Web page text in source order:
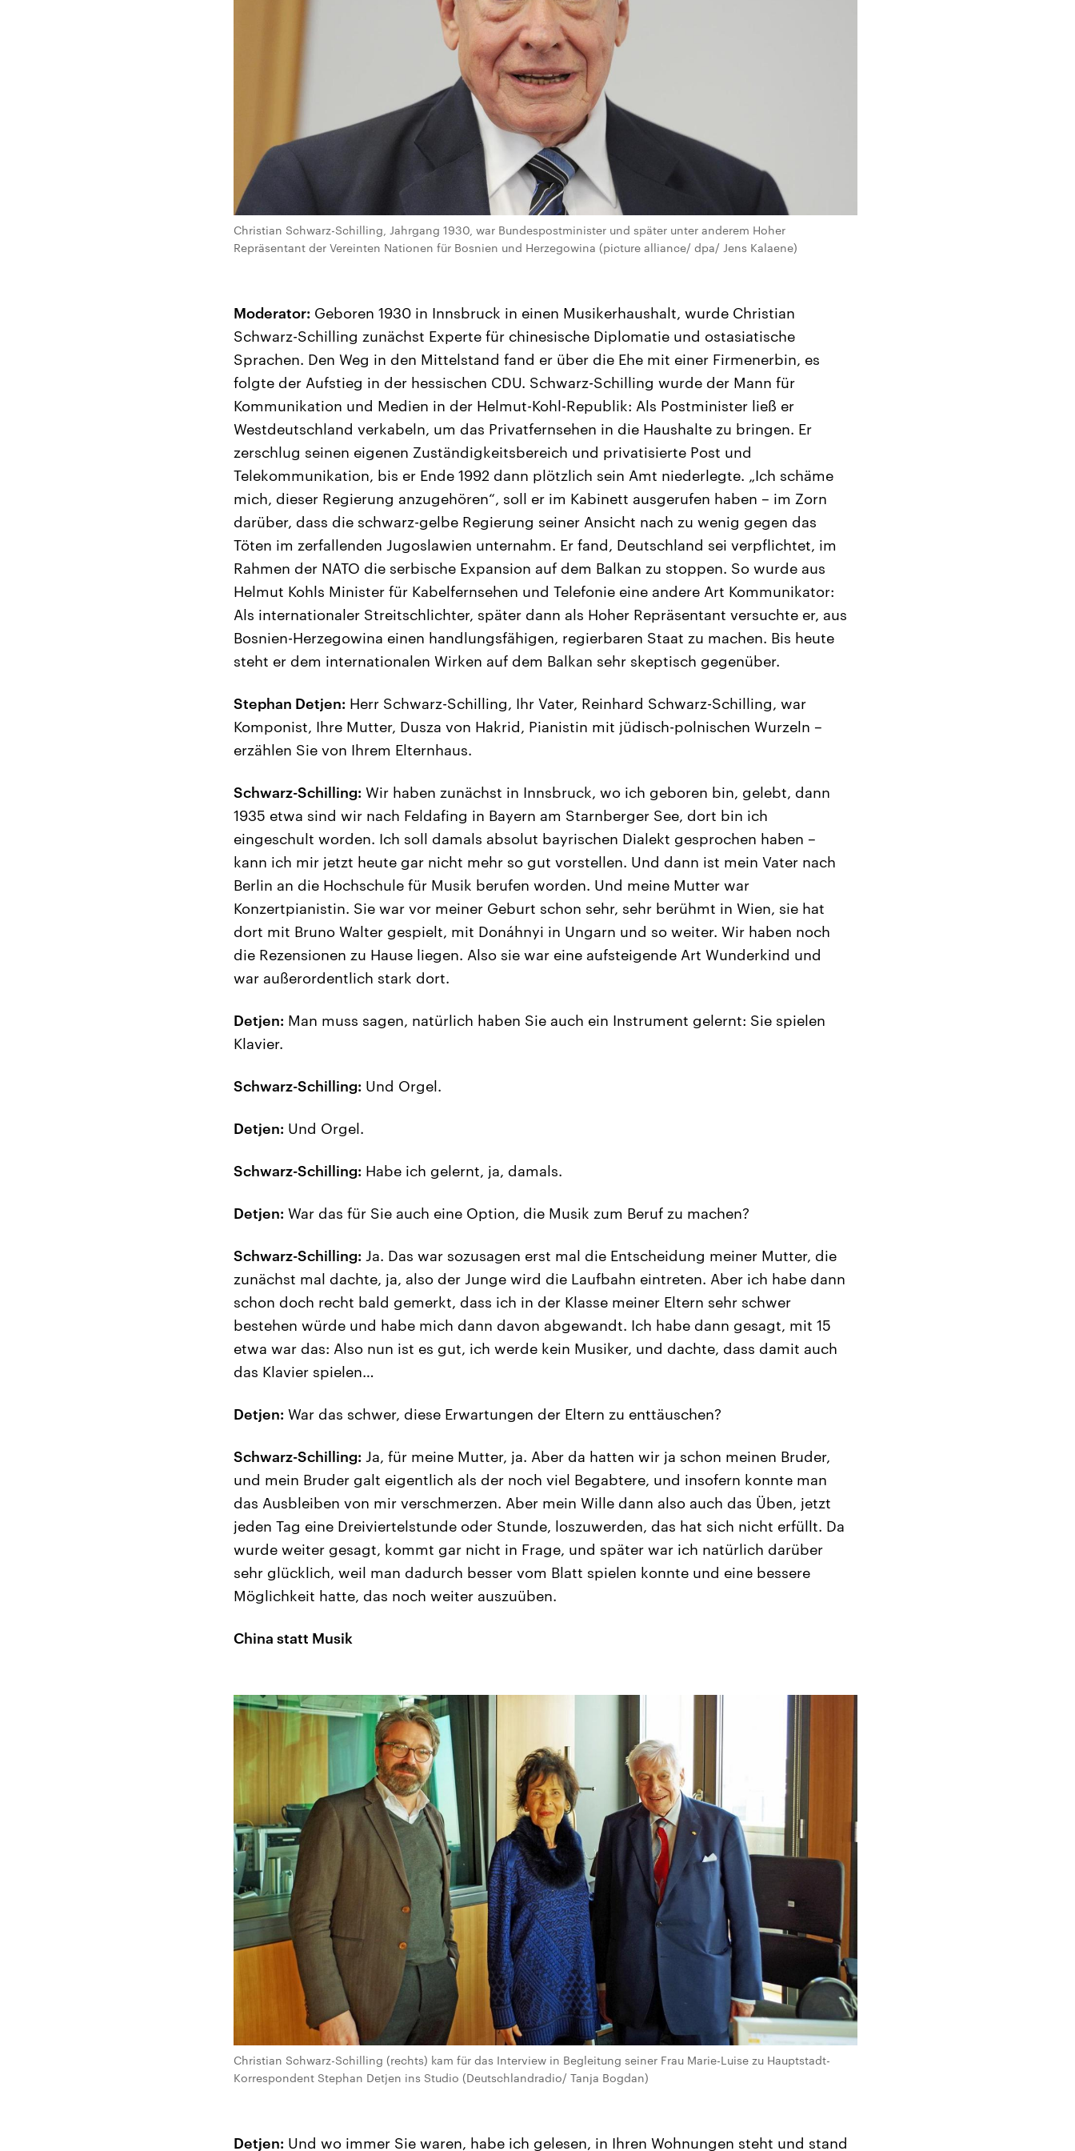
Christian Schwarz-Schilling, Jahrgang 1930, war Bundespostminister und später unter anderem Hoher
Repräsentant der Vereinten Nationen für Bosnien und Herzegowina (picture alliance/ dpa/ Jens Kalaene)
Moderator: Geboren 1930 in Innsbruck in einen Musikerhaushalt, wurde Christian
Schwarz-Schilling zunächst Experte für chinesische Diplomatie und ostasiatische
Sprachen. Den Weg in den Mittelstand fand er über die Ehe mit einer Firmenerbin, es
folgte der Aufstieg in der hessischen CDU. Schwarz-Schilling wurde der Mann für
Kommunikation und Medien in der Helmut-Kohl-Republik: Als Postminister ließ er
Westdeutschland verkabeln, um das Privatfernsehen in die Haushalte zu bringen. Er
zerschlug seinen eigenen Zuständigkeitsbereich und privatisierte Post und
Telekommunikation, bis er Ende 1992 dann plötzlich sein Amt niederlegte. „Ich schäme
mich, dieser Regierung anzugehören“, soll er im Kabinett ausgerufen haben – im Zorn
darüber, dass die schwarz-gelbe Regierung seiner Ansicht nach zu wenig gegen das
Töten im zerfallenden Jugoslawien unternahm. Er fand, Deutschland sei verpflichtet, im
Rahmen der NATO die serbische Expansion auf dem Balkan zu stoppen. So wurde aus
Helmut Kohls Minister für Kabelfernsehen und Telefonie eine andere Art Kommunikator:
Als internationaler Streitschlichter, später dann als Hoher Repräsentant versuchte er, aus
Bosnien-Herzegowina einen handlungsfähigen, regierbaren Staat zu machen. Bis heute
steht er dem internationalen Wirken auf dem Balkan sehr skeptisch gegenüber.
Stephan Detjen: Herr Schwarz-Schilling, Ihr Vater, Reinhard Schwarz-Schilling, war
Komponist, Ihre Mutter, Dusza von Hakrid, Pianistin mit jüdisch-polnischen Wurzeln –
erzählen Sie von Ihrem Elternhaus.
Schwarz-Schilling: Wir haben zunächst in Innsbruck, wo ich geboren bin, gelebt, dann
1935 etwa sind wir nach Feldafing in Bayern am Starnberger See, dort bin ich
eingeschult worden. Ich soll damals absolut bayrischen Dialekt gesprochen haben –
kann ich mir jetzt heute gar nicht mehr so gut vorstellen. Und dann ist mein Vater nach
Berlin an die Hochschule für Musik berufen worden. Und meine Mutter war
Konzertpianistin. Sie war vor meiner Geburt schon sehr, sehr berühmt in Wien, sie hat
dort mit Bruno Walter gespielt, mit Donáhnyi in Ungarn und so weiter. Wir haben noch
die Rezensionen zu Hause liegen. Also sie war eine aufsteigende Art Wunderkind und
war außerordentlich stark dort.
Detjen: Man muss sagen, natürlich haben Sie auch ein Instrument gelernt: Sie spielen
Klavier.
Schwarz-Schilling: Und Orgel.
Detjen: Und Orgel.
Schwarz-Schilling: Habe ich gelernt, ja, damals.
Detjen: War das für Sie auch eine Option, die Musik zum Beruf zu machen?
Schwarz-Schilling: Ja. Das war sozusagen erst mal die Entscheidung meiner Mutter, die
zunächst mal dachte, ja, also der Junge wird die Laufbahn eintreten. Aber ich habe dann
schon doch recht bald gemerkt, dass ich in der Klasse meiner Eltern sehr schwer
bestehen würde und habe mich dann davon abgewandt. Ich habe dann gesagt, mit 15
etwa war das: Also nun ist es gut, ich werde kein Musiker, und dachte, dass damit auch
das Klavier spielen…
Detjen: War das schwer, diese Erwartungen der Eltern zu enttäuschen?
Schwarz-Schilling: Ja, für meine Mutter, ja. Aber da hatten wir ja schon meinen Bruder,
und mein Bruder galt eigentlich als der noch viel Begabtere, und insofern konnte man
das Ausbleiben von mir verschmerzen. Aber mein Wille dann also auch das Üben, jetzt
jeden Tag eine Dreiviertelstunde oder Stunde, loszuwerden, das hat sich nicht erfüllt. Da
wurde weiter gesagt, kommt gar nicht in Frage, und später war ich natürlich darüber
sehr glücklich, weil man dadurch besser vom Blatt spielen konnte und eine bessere
Möglichkeit hatte, das noch weiter auszuüben.
China statt Musik
Christian Schwarz-Schilling (rechts) kam für das Interview in Begleitung seiner Frau Marie-Luise zu Hauptstadt-
Korrespondent Stephan Detjen ins Studio (Deutschlandradio/ Tanja Bogdan)
Detjen: Und wo immer Sie waren, habe ich gelesen, in Ihren Wohnungen steht und stand